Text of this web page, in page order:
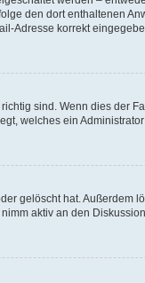
den dort enthaltenen
Adresse korrekt
sind. Wenn dies der
welches ein Administrator
gelöscht hat.
aktiv an den